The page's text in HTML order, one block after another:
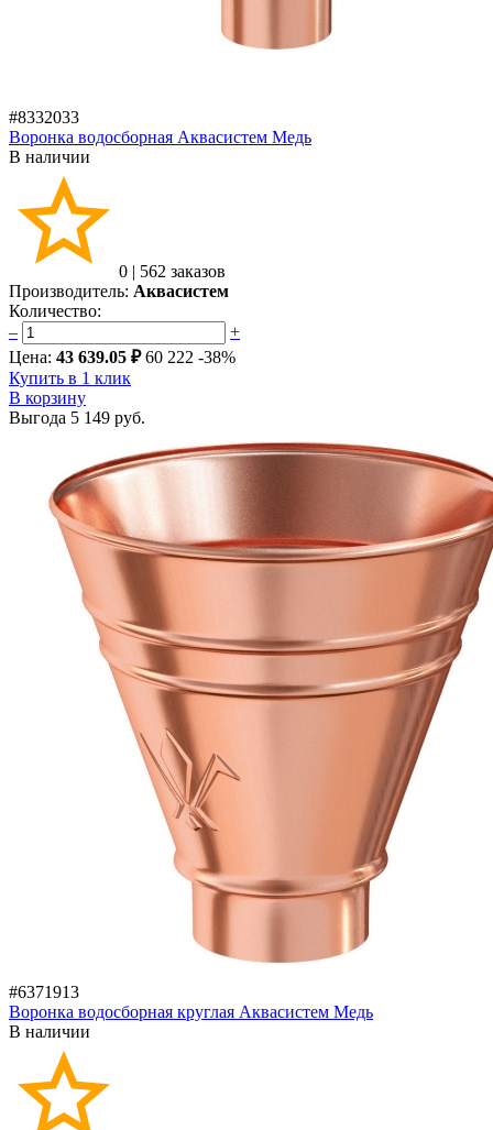
#8332033
Воронка водосборная Аквасистем Медь
В наличии
0 | 562 заказов
Производитель: Аквасистем
Количество:
–
+
Цена: 43 639.05 ₽ 60 222 -38%
Купить в 1 клик
В корзину
Выгода 5 149 руб.
#6371913
Воронка водосборная круглая Аквасистем Медь
В наличии